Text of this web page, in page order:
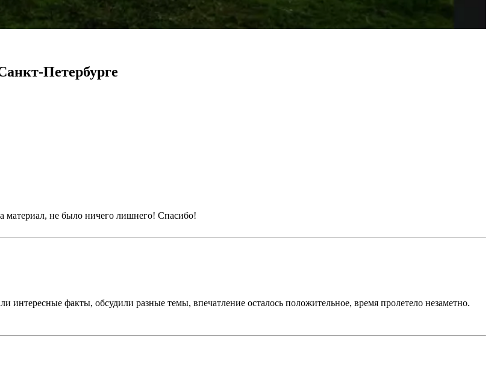
Петербурге
материал, не было ничего лишнего! Спасибо!
факты, обсудили разные темы, впечатление осталось положительное, время пролетело незаметно.